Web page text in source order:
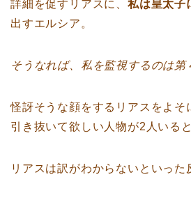
詳細を促すリアスに、 私は皇太子
出すエルシア。
そうなれば、私を監視するのは第
怪訝そうな顔をするリアスをよそ
引き抜いて欲しい人物が2人いる
リアスは訳がわからないといった